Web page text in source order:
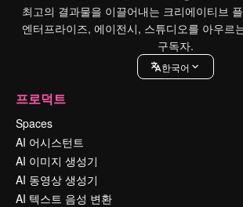
최고의 결과물을 이끌어내는 크리에이티브
엔터프라이즈, 에이전시, 스튜디오를 아우르
구독자.
한국어
프로덕트
Spaces
AI 어시스턴트
AI 이미지 생성기
AI 동영상 생성기
AI 텍스트 음성 변환